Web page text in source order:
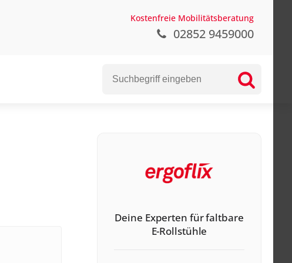
Kostenfreie Mobilitätsberatung
02852 9459000
Deine Experten für faltbare
E-Rollstühle